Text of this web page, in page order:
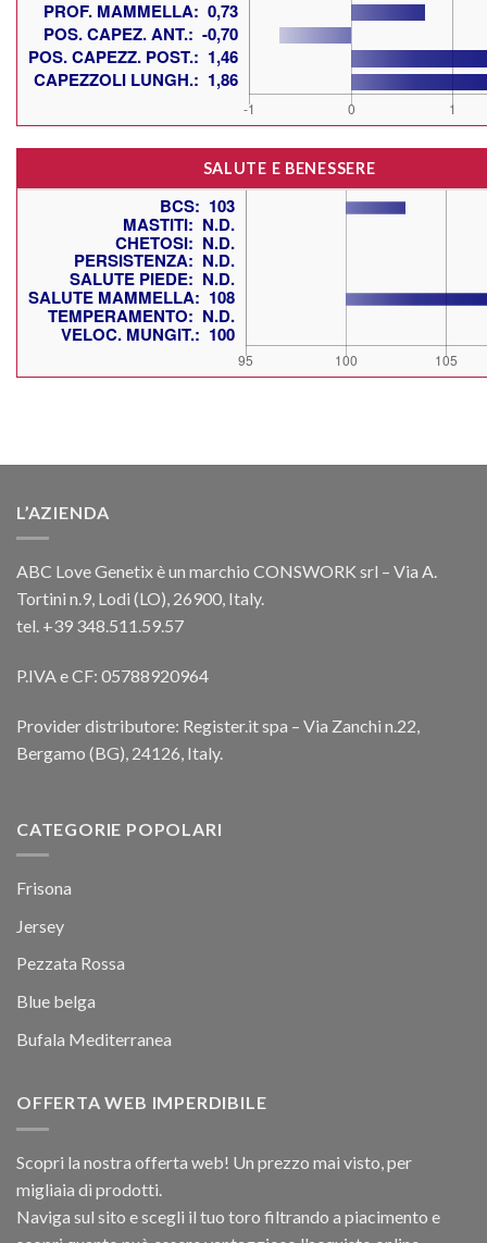
SALUTE E BENESSERE
L’AZIENDA
ABC Love Genetix è un marchio CONSWORK srl – Via A.
Tortini n.9, Lodi (LO), 26900, Italy.
tel. +39 348.511.59.57
P.IVA e CF: 05788920964
Provider distributore: Register.it spa – Via Zanchi n.22,
Bergamo (BG), 24126, Italy.
CATEGORIE POPOLARI
Frisona
Jersey
Pezzata Rossa
Blue belga
Bufala Mediterranea
OFFERTA WEB IMPERDIBILE
Scopri la nostra offerta web! Un prezzo mai visto, per
migliaia di prodotti.
Naviga sul sito e scegli il tuo toro filtrando a piacimento e